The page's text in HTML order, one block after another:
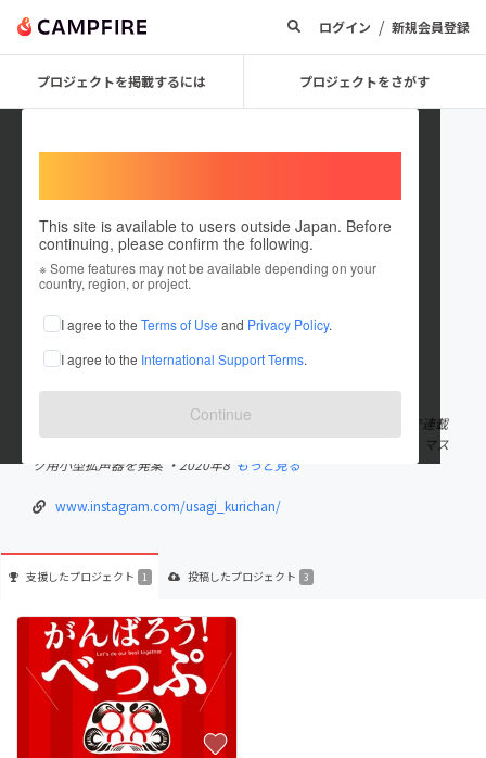
ログイン / 新規会員登録
プロジェクトを掲載するには プロジェクトをさがす
This site is available to users outside Japan. Before
continuing, please confirm the following.
※ Some features may not be available depending on your
country, region, or project.
I agree to the Terms of Use and Privacy Policy.
I agree to the International Support Terms.
Continue
ダイスケ
これまでに1回支援して3件のプロジェクトを投稿しています
在住国：日本 現在地：大分県
出身国：日本 出身地：大分県
・2018年 4コマ漫画「うさぎのくりちゃん」をインスタグラムで連載
する ・2019年 大分市に私設図書館 栗茶庵を開館 ・2020年6月 マス
ク用小型拡声器を発案 ・2020年8 もっと見る
www.instagram.com/usagi_kurichan/
支援したプロジェクト 1 投稿したプロジェクト 3